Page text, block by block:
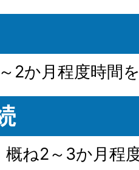
2か月程度時間
概ね2～3か月程